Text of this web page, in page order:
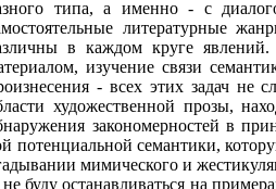
типа, а именно - с
литературные
в каждом круге явлений.
изучение связи
- всех этих задач не
художественной прозы,
закономерностей в
потенциальной семантики,
мимического и
буду останавливаться на